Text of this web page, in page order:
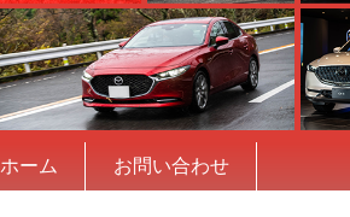
ホーム お問い合わせ